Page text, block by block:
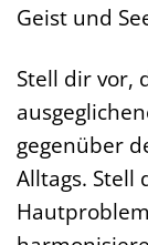
Geist und
Stell dir vor,
gegenüber
Alltags. Stell